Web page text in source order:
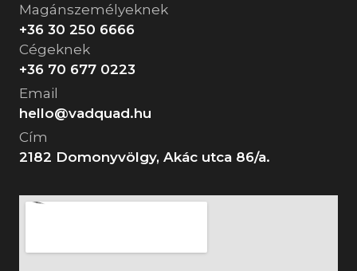
Magánszemélyeknek
+36 30 250 6666
Cégeknek
+36 70 677 0223
Email
hello@vadquad.hu
Cím
2182 Domonyvölgy, Akác utca 86/a.